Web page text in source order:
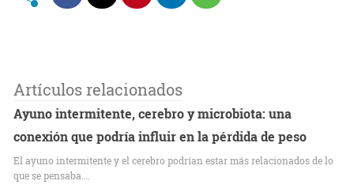
Artículos relacionados
Ayuno intermitente, cerebro y microbiota: una
conexión que podría influir en la pérdida de peso
El ayuno intermitente y el cerebro podrían estar más relacionados de lo
que se pensaba.…